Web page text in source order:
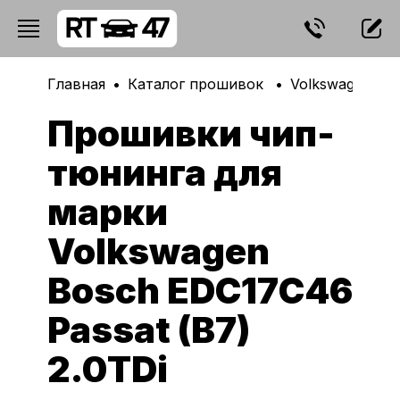
Главная Каталог прошивок Volkswagen
Прошивки чип-
тюнинга для
марки
Volkswagen
Bosch EDC17C46
Passat (B7)
2.0TDi